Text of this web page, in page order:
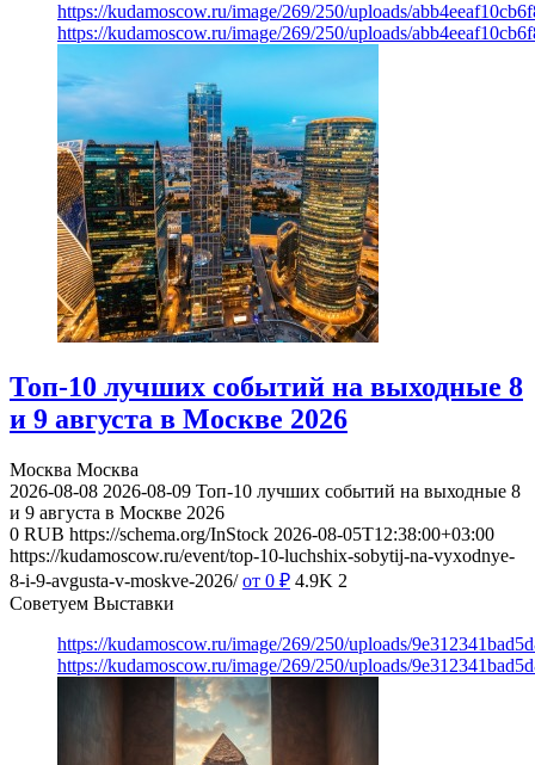
https://kudamoscow.ru/image/269/250/uploads/
https://kudamoscow.ru/image/269/250/uploads/
Топ-10 лучших событий на выходные 8
и 9 августа в Москве 2026
Москва Москва
2026-08-08 2026-08-09 Топ-10 лучших событий на выходные 8
и 9 августа в Москве 2026
0 RUB https://schema.org/InStock 2026-08-05T12:38:00+03:00
https://kudamoscow.ru/event/top-10-luchshix-sobytij-na-vyxodnye-
8-i-9-avgusta-v-moskve-2026/ от 0 ₽ 4.9K 2
Советуем Выставки
https://kudamoscow.ru/image/269/250/uploads/
https://kudamoscow.ru/image/269/250/uploads/